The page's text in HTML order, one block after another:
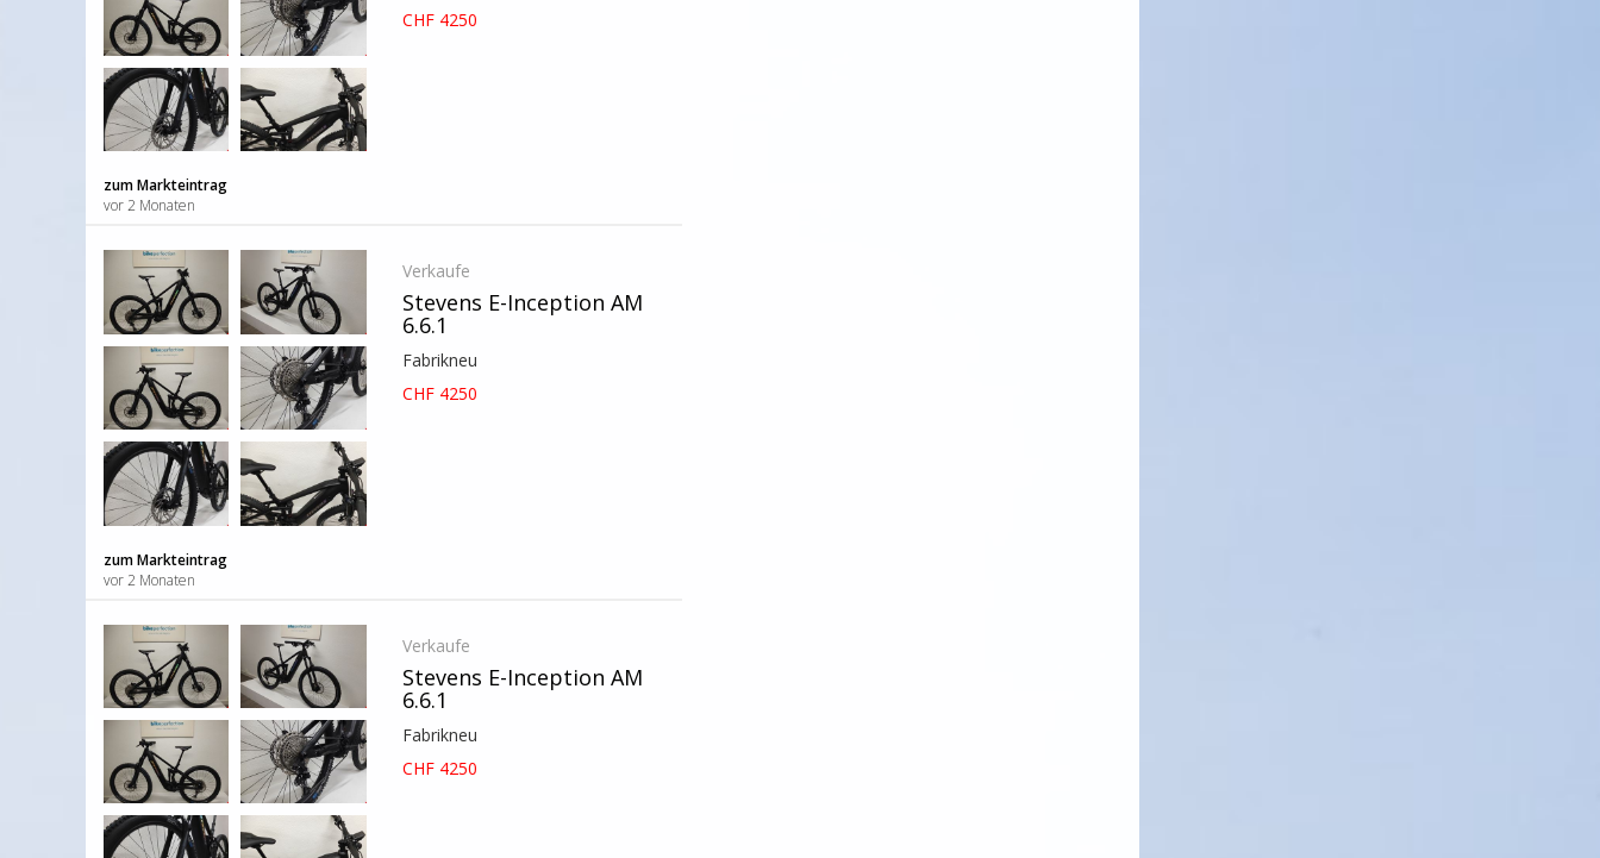
CHF 4250
zum Markteintrag
vor 2 Monaten
Verkaufe
Stevens E-Inception AM
6.6.1
Fabrikneu
CHF 4250
zum Markteintrag
vor 2 Monaten
Verkaufe
Stevens E-Inception AM
6.6.1
Fabrikneu
CHF 4250